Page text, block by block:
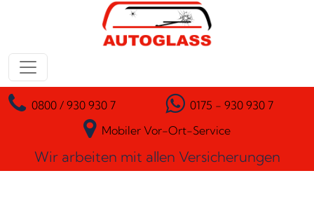
Zum Inhalt springen
Hauptnavigation
0800 / 930 930 7
0175 - 930 930 7
Mobiler Vor-Ort-Service
Wir arbeiten mit allen Versicherungen